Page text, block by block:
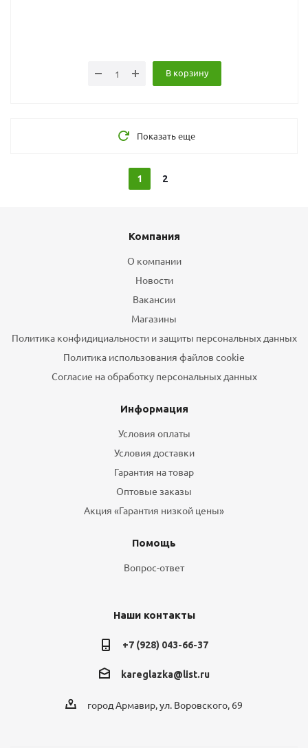
В корзину
Показать еще
1 2
Компания
О компании
Новости
Вакансии
Магазины
Политика конфидициальности и защиты персональных данных
Политика использования файлов cookie
Согласие на обработку персональных данных
Информация
Условия оплаты
Условия доставки
Гарантия на товар
Оптовые заказы
Акция «Гарантия низкой цены»
Помощь
Вопрос-ответ
Наши контакты
+7 (928) 043-66-37
kareglazka@list.ru
город Армавир, ул. Воровского, 69